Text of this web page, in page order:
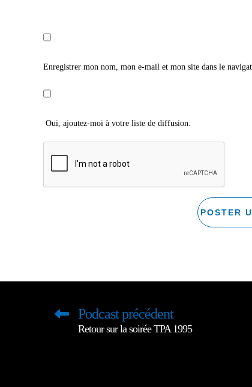
Enregistrer mon nom, mon e-mail et mon site dans le
Oui, ajoutez-moi à votre liste de diffusion.
Podcast précédent
Retour sur la soirée TPA 1995